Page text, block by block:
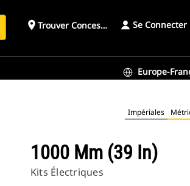
place Trouver ConcessionnaireSe Connecter
Europe-
Impériales
1000 Mm (39 In)
Kits Électriques